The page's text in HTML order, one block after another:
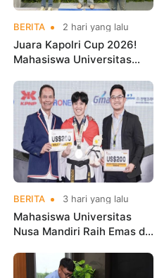
BERITA 2 hari yang lalu
Juara Kapolri Cup 2026!
Mahasiswa Universitas
Nama Kampus di Kejurnas
Taekwondo
BERITA 3 hari yang lalu
Mahasiswa Universitas
Nusa Mandiri Raih Emas di
Indonesia Open
Championships 2026